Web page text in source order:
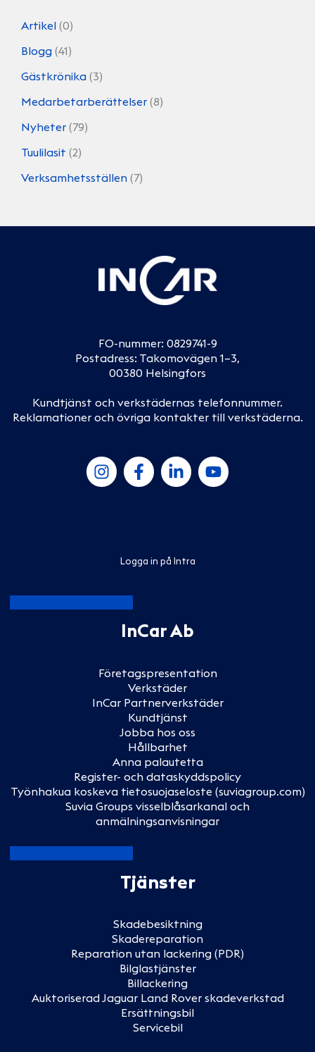
Artikel (0)
Blogg (41)
Gästkrönika (3)
Medarbetarberättelser (8)
Nyheter (79)
Tuulilasit (2)
Verksamhetsställen (7)
FO-nummer: 0829741-9
Postadress: Takomovägen 1–3,
00380 Helsingfors
Kundtjänst och verkstädernas telefonnummer.
Reklamationer och övriga kontakter till verkstäderna.
Logga in på Intra
InCar Ab
Företagspresentation
Verkstäder
InCar Partnerverkstäder
Kundtjänst
Jobba hos oss
Hållbarhet
Anna palautetta
Register- och dataskyddspolicy
Työnhakua koskeva tietosuojaseloste (suviagroup.com)
Suvia Groups visselblåsarkanal och
anmälningsanvisningar
Tjänster
Skadebesiktning
Skadereparation
Reparation utan lackering (PDR)
Bilglastjänster
Billackering
Auktoriserad Jaguar Land Rover skadeverkstad
Ersättningsbil
Servicebil